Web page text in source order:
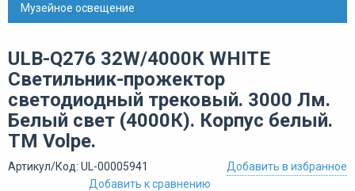
Музейное освещение
ULB-Q276 32W/4000К WHITE
Светильник-прожектор
светодиодный трековый. 3000 Лм.
Белый свет (4000К). Корпус белый.
ТМ Volpe.
Артикул/Код: UL-00005941
Добавить в избранное
Добавить к сравнению